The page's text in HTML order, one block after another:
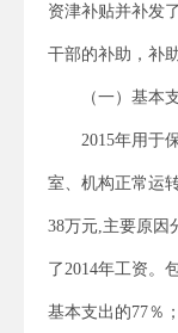
资津补贴并补发
干部的补助，补
（一）基本
2015年用于
室、机构正常运
38万元,主要原因
了2014年工资。
基本支出的77％